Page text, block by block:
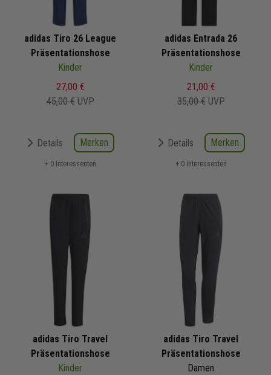
adidas Tiro 26 League
Präsentationshose
Kinder
27,00 €
45,00 € UVP
Details Merken
+ 0 Interessenten
adidas Entrada 26
Präsentationshose
Kinder
21,00 €
35,00 € UVP
Details Merken
+ 0 Interessenten
adidas Tiro Travel
Präsentationshose
Kinder
adidas Tiro Travel
Präsentationshose
Damen